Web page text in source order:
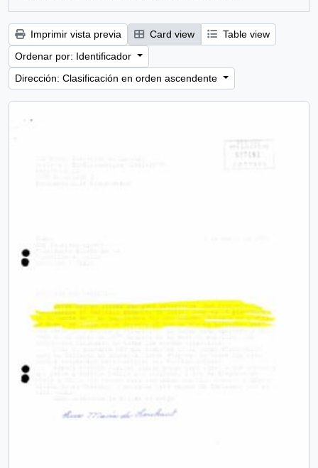
Imprimir vista previa Card view
Table view
Ordenar por: Identificador
Dirección: Clasificación en orden ascendente